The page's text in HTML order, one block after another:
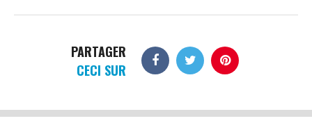
PARTAGER
CECI SUR